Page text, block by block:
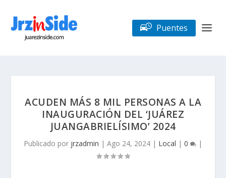
Puentes
ACUDEN MÁS 8 MIL PERSONAS A LA
INAUGURACIÓN DEL ‘JUÁREZ
JUANGABRIELÍSIMO’ 2024
Publicado por jrzadmin | Ago 24, 2024 | Local | 0 |